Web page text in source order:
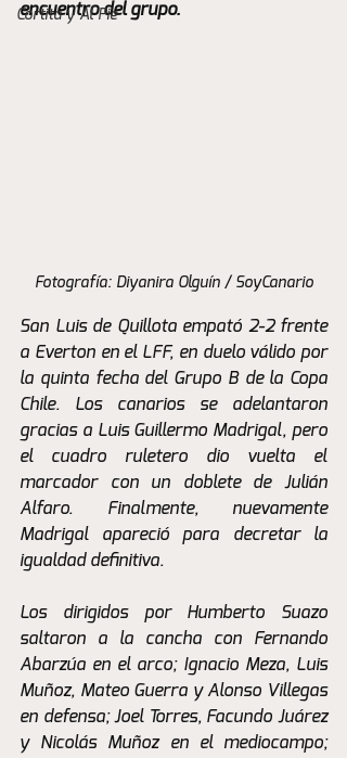
Cortita y Al Pie
encuentro del grupo.
Fotografía: Diyanira Olguín / SoyCanario
San Luis de Quillota empató 2-2 frente
a Everton en el LFF, en duelo válido por
la quinta fecha del Grupo B de la Copa
Chile. Los canarios se adelantaron
gracias a Luis Guillermo Madrigal, pero
el cuadro ruletero dio vuelta el
marcador con un doblete de Julián
Alfaro. Finalmente, nuevamente
Madrigal apareció para decretar la
igualdad definitiva.
Los dirigidos por Humberto Suazo
saltaron a la cancha con Fernando
Abarzúa en el arco; Ignacio Meza, Luis
Muñoz, Mateo Guerra y Alonso Villegas
en defensa; Joel Torres, Facundo Juárez
y Nicolás Muñoz en el mediocampo;